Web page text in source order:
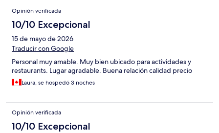
Opiniones
Opinión verificada
10/10 Excepcional
15 de mayo de 2026
Traducir con Google
Personal muy amable. Muy bien ubicado para actividades y
restaurants. Lugar agradable. Buena relación calidad precio
Laura, se hospedó 3 noches
Opinión verificada
10/10 Excepcional